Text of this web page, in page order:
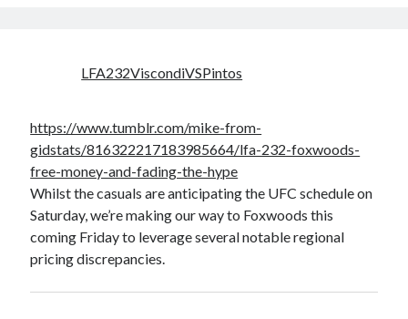
LFA232ViscondiVSPintos
https://www.tumblr.com/mike-from-
gidstats/816322217183985664/lfa-232-foxwoods-
free-money-and-fading-the-hype
Whilst the casuals are anticipating the UFC schedule on
Saturday, we’re making our way to Foxwoods this
coming Friday to leverage several notable regional
pricing discrepancies.